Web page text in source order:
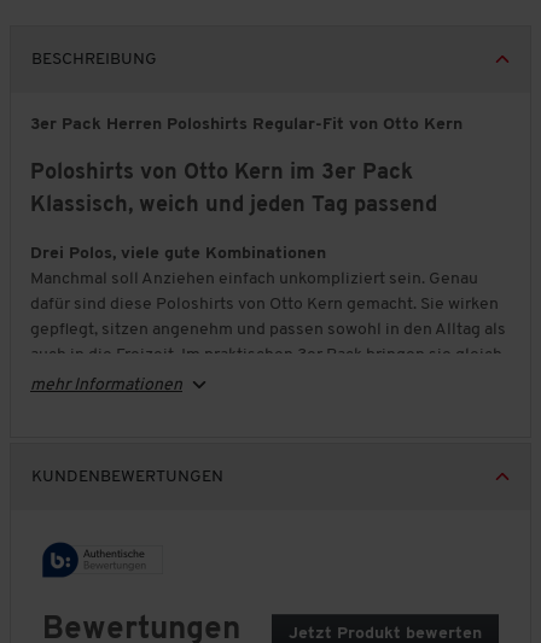
BESCHREIBUNG
3er Pack Herren Poloshirts Regular-Fit von Otto Kern
Poloshirts von Otto Kern im 3er Pack
Klassisch, weich und jeden Tag passend
Drei Polos, viele gute Kombinationen
Manchmal soll Anziehen einfach unkompliziert sein. Genau
dafür sind diese Poloshirts von Otto Kern gemacht. Sie wirken
gepflegt, sitzen angenehm und passen sowohl in den Alltag als
auch in die Freizeit. Im praktischen 3er Pack bringen sie gleich
mehrfach Abwechslung in Ihre Garderobe.
auf der Haut an und sorgt für ein natürliches Tragegefühl.
Formstabil und zuverlässig
Die Poloshirts behalten ihre Form, lassen sich vielseitig
mehr Informationen
KUNDENBEWERTUNGEN
Bewertungen Jetzt Produkt bewerten